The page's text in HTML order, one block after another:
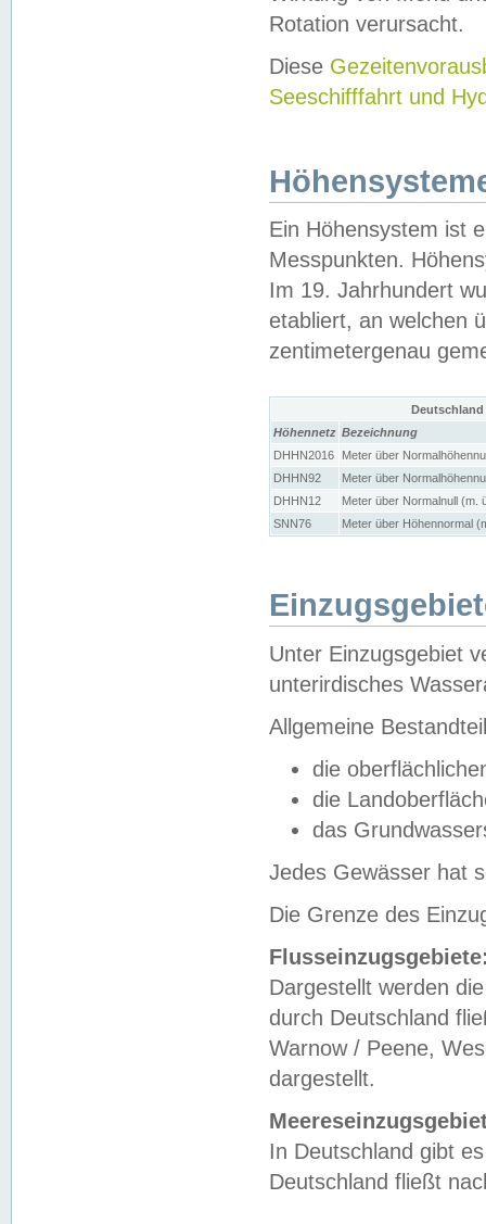
Rotation verursacht.
Diese
Seeschifffahrt und
Ein Höhensystem ist
Messpunkten.
Im 19. Jahrhundert
etabliert, an welchen
zentimetergenau
Höhennetz Bezeichnung
DHHN2016
Meter über
DHHN92
Meter über
DHHN12
Meter über Normalnull (m.
SNN76
Meter über Höhennormal
Unter Einzugsgebiet
unterirdisches
Allgemeine
die
die
das
Jedes Gewässer hat
Die Grenze des
Dargestellt werden
durch Deutschland
Warnow / Peene,
dargestellt.
In Deutschland gibt
Deutschland fließt